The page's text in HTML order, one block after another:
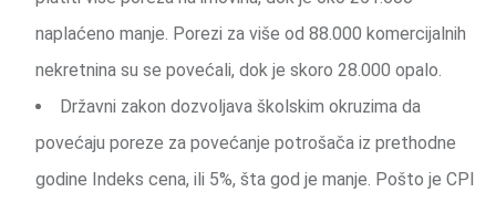
naplaćeno manje. Porezi za više od 88.000 komercijalnih
nekretnina su se povećali, dok je skoro 28.000 opalo.
Državni zakon dozvoljava školskim okruzima da
povećaju poreze za povećanje potrošača iz prethodne
godine Indeks cena, ili 5%, šta god je manje. Pošto je CPI